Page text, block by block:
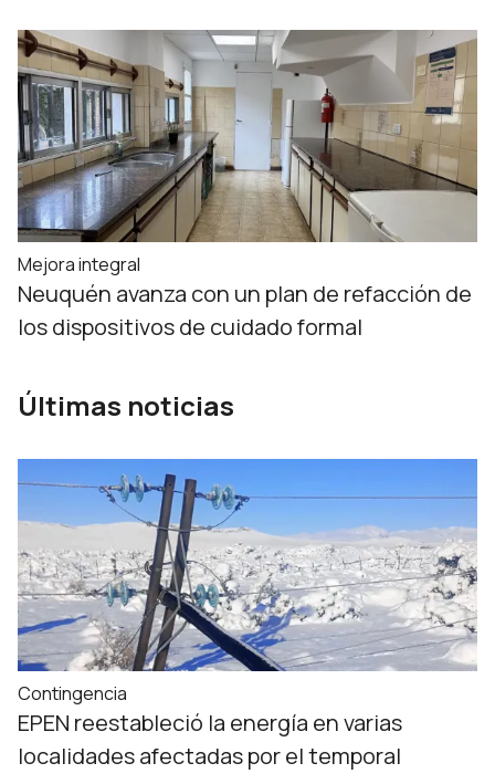
Mejora integral
Neuquén avanza con un plan de refacción de
los dispositivos de cuidado formal
Últimas noticias
Contingencia
EPEN reestableció la energía en varias
localidades afectadas por el temporal